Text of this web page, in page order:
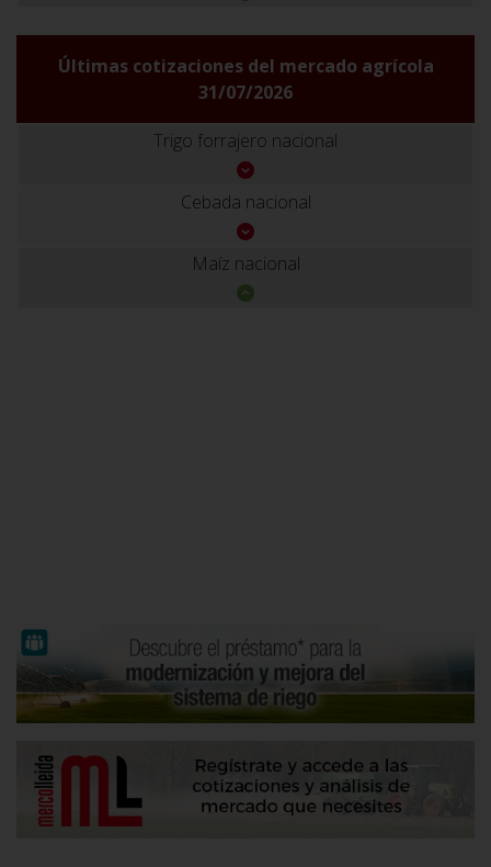
Últimas cotizaciones del mercado agrícola
31/07/2026
Trigo forrajero nacional
Cebada nacional
Maíz nacional